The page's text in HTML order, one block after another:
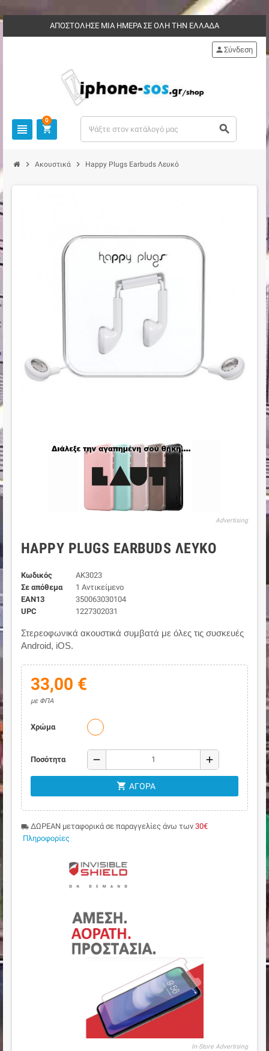
ΑΠΟΣΤΟΛΗΣΕ ΜΙΑ ΗΜΕΡΑ ΣΕ ΟΛΗ ΤΗΝ ΕΛΛΑΔΑ
view_headline
personΣύνδεση
shopping_cart
0
search
chevron_right Ακουστικά chevron_right Happy Plugs Earbuds Λευκό
Advertising
HAPPY PLUGS EARBUDS ΛΕΥΚΌ
Κωδικός
AK3023
Σε απόθεμα
1 Αντικείμενο
EAN13
350063030104
UPC
1227302031
Στερεοφωνικά ακουστικά συμβατά με όλες τις συσκευές
Android, iOS.
33,00 €
με ΦΠΑ
Χρώμα
Ποσότητα remove add
shopping_cart ΑΓΟΡΆ
local_shipping ΔΩΡΕΑΝ μεταφορικά σε παραγγελίες άνω των 30€
Πληροφορίες
In-Store Advertising